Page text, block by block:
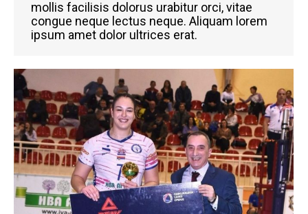
mollis facilisis dolorus urabitur orci, vitae
congue neque lectus neque. Aliquam lorem
ipsum amet dolor ultrices erat.